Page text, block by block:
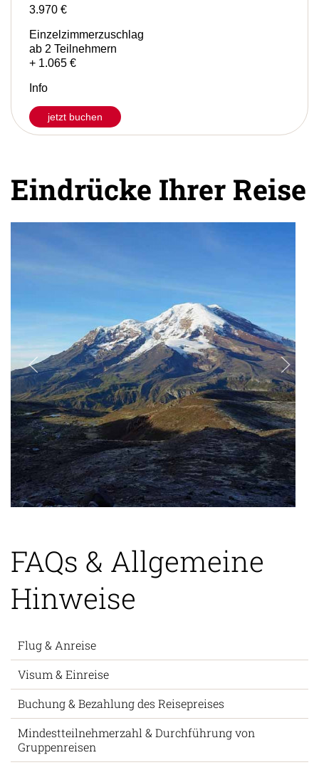
3.970 €
Einzelzimmerzuschlag
ab 2 Teilnehmern
+ 1.065 €
Info
jetzt buchen
Eindrücke Ihrer Reise
FAQs & Allgemeine
Hinweise
Flug & Anreise
Visum & Einreise
Buchung & Bezahlung des Reisepreises
Mindestteilnehmerzahl & Durchführung von
Gruppenreisen